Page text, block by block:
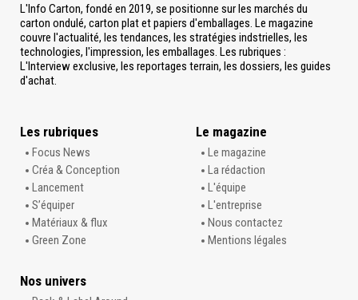
L'Info Carton, fondé en 2019, se positionne sur les marchés du
carton ondulé, carton plat et papiers d'emballages. Le magazine
couvre l'actualité, les tendances, les stratégies indstrielles, les
technologies, l'impression, les emballages. Les rubriques :
L'Interview exclusive, les reportages terrain, les dossiers, les guides
d'achat.
Les rubriques
Focus News
Créa & Conception
Lancement
S’équiper
Matériaux & flux
Green Zone
Le magazine
Le magazine
La rédaction
L'équipe
L'entreprise
Nous contactez
Mentions légales
Nos univers